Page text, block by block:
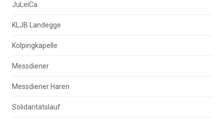
JuLeiCa
KLJB Landegge
Kolpingkapelle
Messdiener
Messdiener Haren
Solidaritätslauf